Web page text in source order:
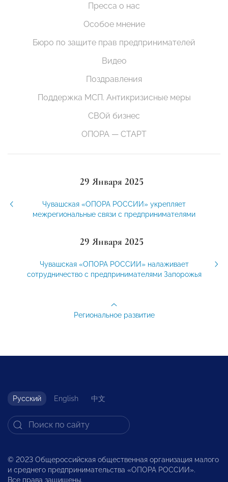
Пресса о нас
Особое мнение
Бюро по защите прав предпринимателей
Видео
Поздравления
Поддержка МСП. Антикризисные меры
СВОй бизнес
ОПОРА — СТАРТ
29 Января 2025
Чувашская «ОПОРА РОССИИ» укрепляет
межрегиональные связи с предпринимателями
29 Января 2025
Чувашская «ОПОРА РОССИИ» налаживает
сотрудничество с предпринимателями Запорожья
Региональное развитие
Русский English 中文
© 2023 Общероссийская общественная организация малого
и среднего предпринимательства «ОПОРА РОССИИ».
Все права защищены.